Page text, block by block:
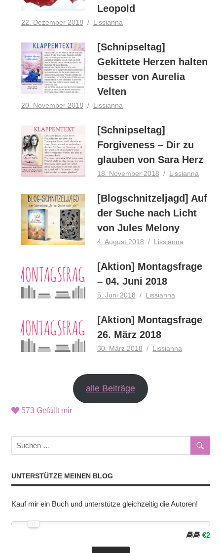
Leopold
22. Dezember 2018 Lissianna
[Schnipseltag]
Gekittete Herzen halten
besser von Aurelia
Velten
20. November 2018 Lissianna
[Schnipseltag]
Forgiveness – Dir zu
glauben von Sara Herz
18. November 2018 Lissianna
[Blogschnitzeljagd] Auf
der Suche nach Licht
von Jules Melony
4. August 2018 Lissianna
[Aktion] Montagsfrage
– 04. Juni 2018
5. Juni 2018 Lissianna
[Aktion] Montagsfrage
26. März 2018
30. März 2018 Lissianna
alle Beiträge
573 Gefällt mir
UNTERSTÜTZE MEINEN BLOG
Kauf mir ein Buch und unterstütze gleichzeitig die Autoren!
€2